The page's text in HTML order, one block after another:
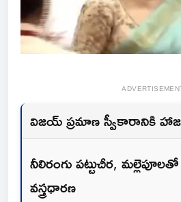
విజయ్ ప్రమాణ స్వీకారానికి
నీలిరంగు పట్టుచీర,
వస్త్రధారణ